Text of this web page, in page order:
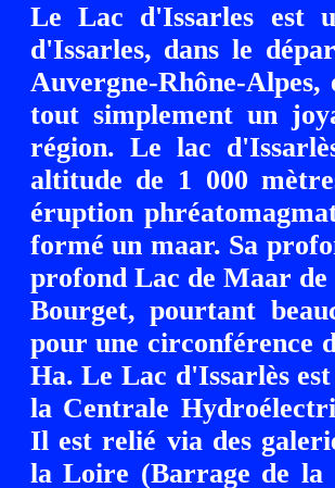
Le Lac d'Issarles est
d'Issarles, dans le
Auvergne-Rhône-
tout simplement un
région. Le lac
altitude de 1 000
éruption
formé un maar. Sa
profond Lac de Maar
Bourget, pourtant
pour une circonférence
Ha. Le Lac d'Issarlès
la Centrale
Il est relié via des
la Loire (Barrage de la